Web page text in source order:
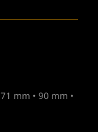
71 mm • 90 mm •